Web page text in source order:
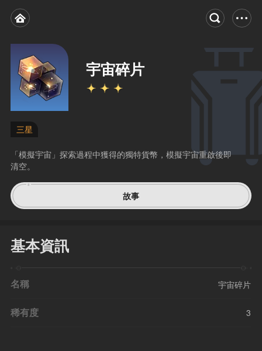
宇宙碎片
三星
「模擬宇宙」探索過程中獲得的獨特貨幣，模擬宇宙重啟後即
清空。
故事
基本資訊
名稱 宇宙碎片
稀有度 3